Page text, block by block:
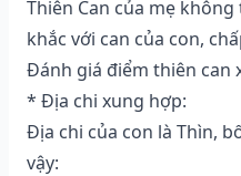
Thiên Can của mẹ
khắc với can của con,
Đánh giá điểm thiên can
* Địa chi xung hợp:
Địa chi của con là Thìn,
vậy: